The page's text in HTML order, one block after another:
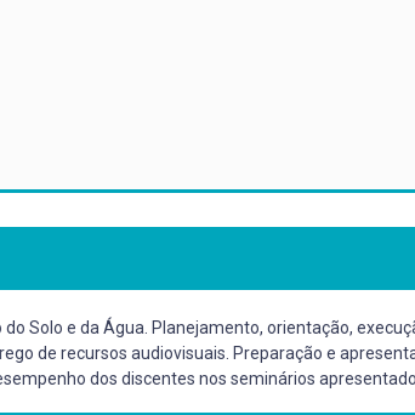
Solo e da Água. Planejamento, orientação,
de recursos audiovisuais. Preparação e
dos discentes nos seminários